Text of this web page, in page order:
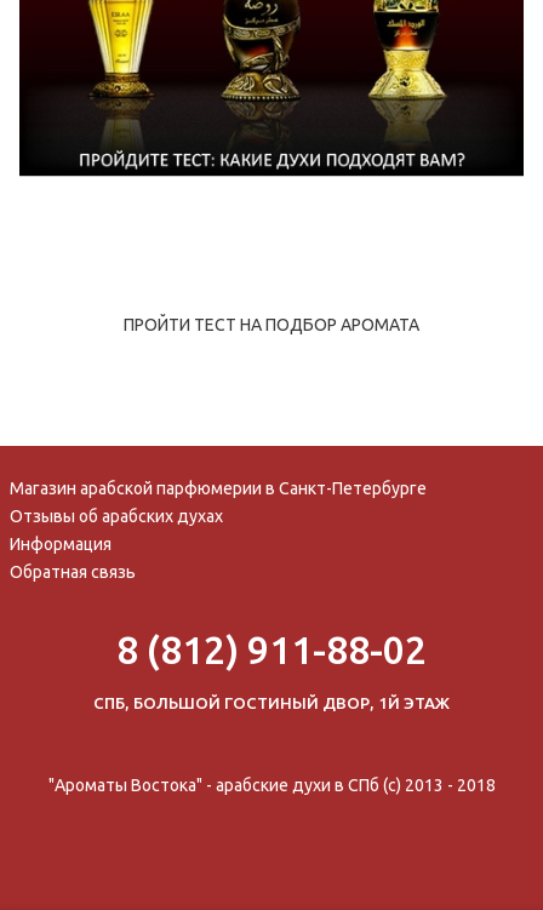
ПРОЙТИ ТЕСТ НА ПОДБОР АРОМАТА
Магазин арабской парфюмерии в Санкт-Петербурге
Отзывы об арабских духах
Информация
Обратная связь
8 (812) 911-88-02
СПБ, БОЛЬШОЙ ГОСТИНЫЙ ДВОР, 1Й ЭТАЖ
"Ароматы Востока" - арабские духи в СПб (c) 2013 - 2018